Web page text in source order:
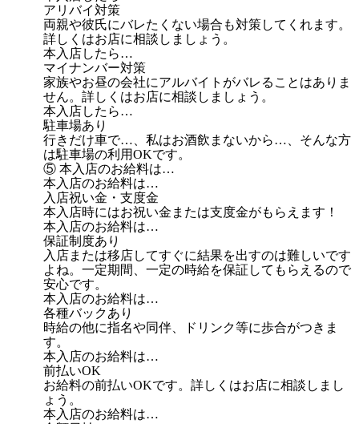
アリバイ対策
両親や彼氏にバレたくない場合も対策してくれます。
詳しくはお店に相談しましょう。
本入店したら…
マイナンバー対策
家族やお昼の会社にアルバイトがバレることはありま
せん。詳しくはお店に相談しましょう。
本入店したら…
駐車場あり
行きだけ車で…、私はお酒飲まないから…、そんな方
は駐車場の利用OKです。
⑤ 本入店のお給料は…
本入店のお給料は…
入店祝い金・支度金
本入店時にはお祝い金または支度金がもらえます！
本入店のお給料は…
保証制度あり
入店または移店してすぐに結果を出すのは難しいです
よね。一定期間、一定の時給を保証してもらえるので
安心です。
本入店のお給料は…
各種バックあり
時給の他に指名や同伴、ドリンク等に歩合がつきま
す。
本入店のお給料は…
前払いOK
お給料の前払いOKです。詳しくはお店に相談しまし
ょう。
本入店のお給料は…